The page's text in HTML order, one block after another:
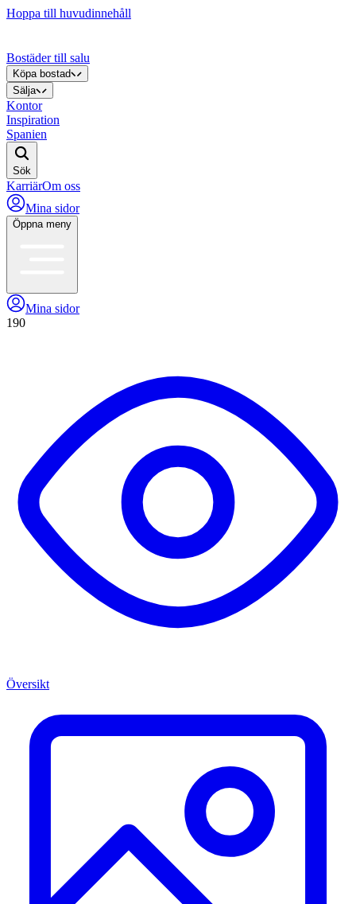
Hoppa till huvudinnehåll
Bostäder till salu
Köpa bostad
Sälja
Kontor
Inspiration
Spanien
Sök
KarriärOm oss
Mina sidor
Öppna meny
Mina sidor
190
Översikt